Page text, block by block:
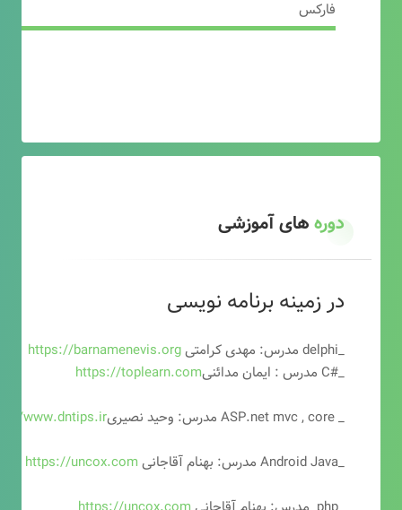
فارکس
دورههای آموزشی
در زمینه برنامه نویسی
_delphi مدرس: مهدی کرامتی
https://barnamenevis.org
_#C مدرس : ایمان مدائنی
https://toplearn.com
_ ASP.net mvc , core مدرس: وحید نصیری
www.dntips.ir
_Android Java مدرس: بهنام آقاجانی
https://uncox.com